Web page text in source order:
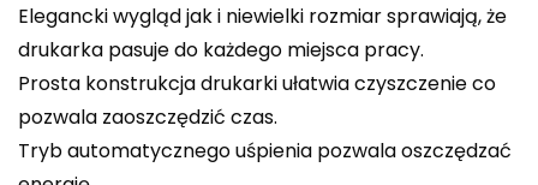
Elegancki wygląd jak i niewielki rozmiar sprawiają, że
drukarka pasuje do każdego miejsca pracy.
Prosta konstrukcja drukarki ułatwia czyszczenie co
pozwala zaoszczędzić czas.
Tryb automatycznego uśpienia pozwala oszczędzać